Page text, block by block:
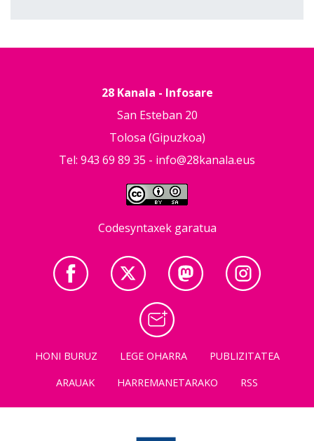
28 Kanala - Infosare
San Esteban 20
Tolosa (Gipuzkoa)
Tel: 943 69 89 35 - info@28kanala.eus
Codesyntaxek garatua
HONI BURUZ LEGE OHARRA
PUBLIZITATEA
ARAUAK
HARREMANETARAKO RSS